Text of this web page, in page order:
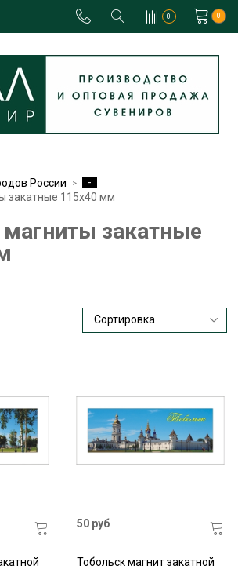
0 0
России
-
закатные 115х40 мм
закатные
50 руб
Тобольск магнит закатной